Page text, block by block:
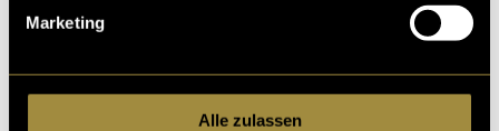
Marketing
Alle zulassen